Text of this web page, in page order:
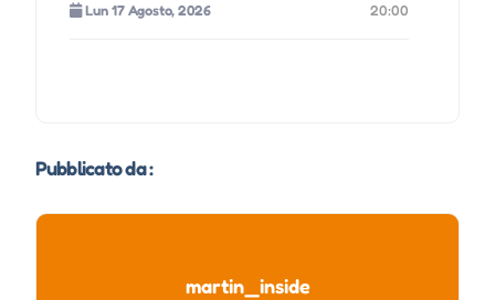
Lun 17 Agosto, 2026 20:00
Pubblicato da :
martin_inside